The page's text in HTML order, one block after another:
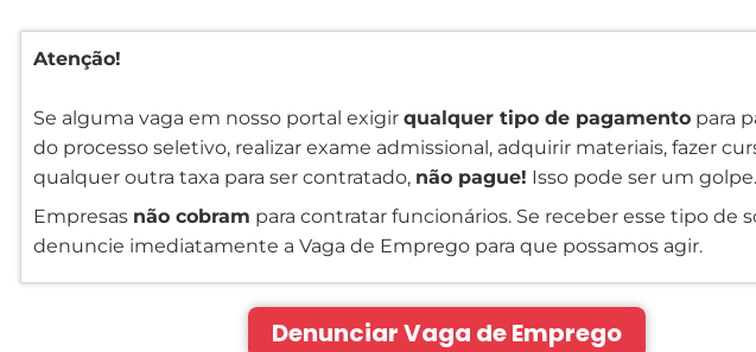
Atenção!
Se alguma vaga em nosso portal exigirqualquer tipo de pagamento para
do processo seletivo, realizar exame admissional, adquirir materiais, fazer
qualquer outra taxa para ser contratado, não pague! Isso pode ser um golpe.
Empresas não cobram para contratar funcionários. Se receber esse tipo de
denuncie imediatamente a Vaga de Emprego para que possamos agir.
Denunciar Vaga de Emprego